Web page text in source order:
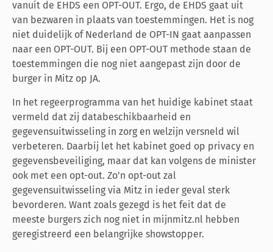
vanuit de EHDS een OPT-OUT. Ergo, de EHDS gaat uit
van bezwaren in plaats van toestemmingen. Het is nog
niet duidelijk of Nederland de OPT-IN gaat aanpassen
naar een OPT-OUT. Bij een OPT-OUT methode staan de
toestemmingen die nog niet aangepast zijn door de
burger in Mitz op JA.
In het regeerprogramma van het huidige kabinet staat
vermeld dat zij databeschikbaarheid en
gegevensuitwisseling in zorg en welzijn versneld wil
verbeteren. Daarbij let het kabinet goed op privacy en
gegevensbeveiliging, maar dat kan volgens de minister
ook met een opt-out. Zo’n opt-out zal
gegevensuitwisseling via Mitz in ieder geval sterk
bevorderen. Want zoals gezegd is het feit dat de
meeste burgers zich nog niet in mijnmitz.nl hebben
geregistreerd een belangrijke showstopper.